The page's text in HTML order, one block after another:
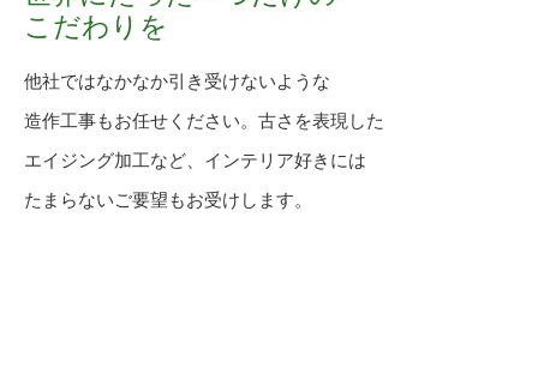
こだわりを
他社ではなかなか引き受けないような
造作工事もお任せください。古さを表現した
エイジング加工など、インテリア好きには
たまらないご要望もお受けします。